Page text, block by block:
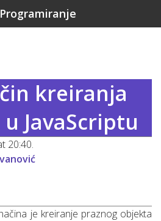
kreiranja
JavaScriptu
20:40.
je kreiranje praznog objekta